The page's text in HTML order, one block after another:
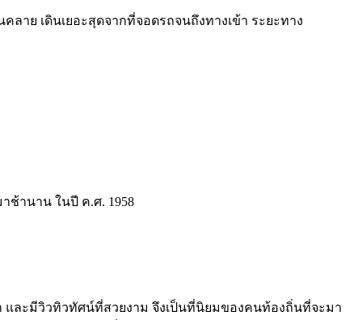
าย เดินเยอะสุดจากที่จอดรถจนถึงทางเข้า ระยะทาง
ช้านาน ในปี ค.ศ. 1958
ละมีวิวทิวทัศน์ที่สวยงาม จึงเป็นที่นิยมของคนท้องถิ่นที่จะมา